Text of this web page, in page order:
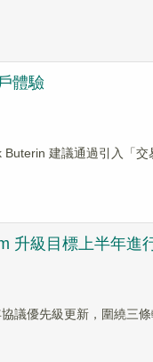
體驗
建議通過引入「
升級目標上半年進
議優先級更新，圍繞三